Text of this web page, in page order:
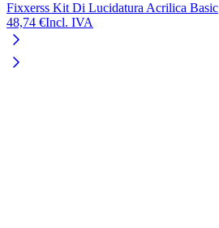
Fixxerss Kit Di Lucidatura Acrilica Basic
48,74 €Incl. IVA